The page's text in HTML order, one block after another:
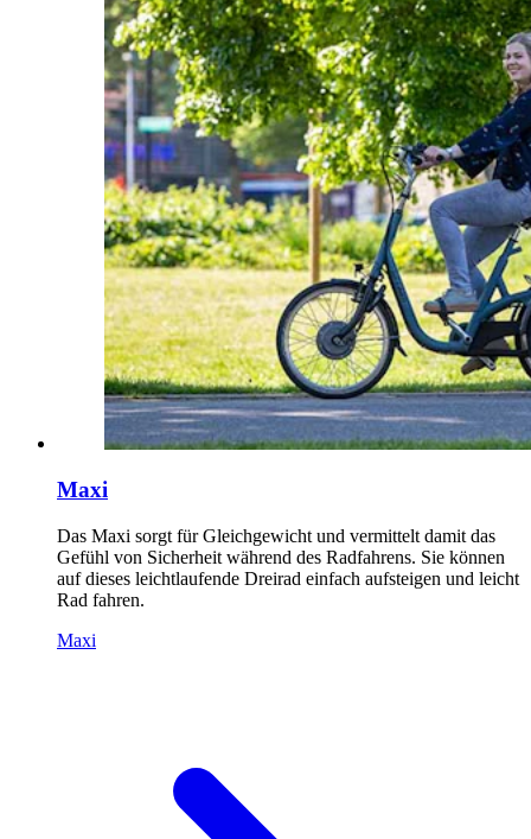
Maxi
Das Maxi sorgt für Gleichgewicht und vermittelt damit das
Gefühl von Sicherheit während des Radfahrens. Sie können
auf dieses leichtlaufende Dreirad einfach aufsteigen und leicht
Rad fahren.
Maxi